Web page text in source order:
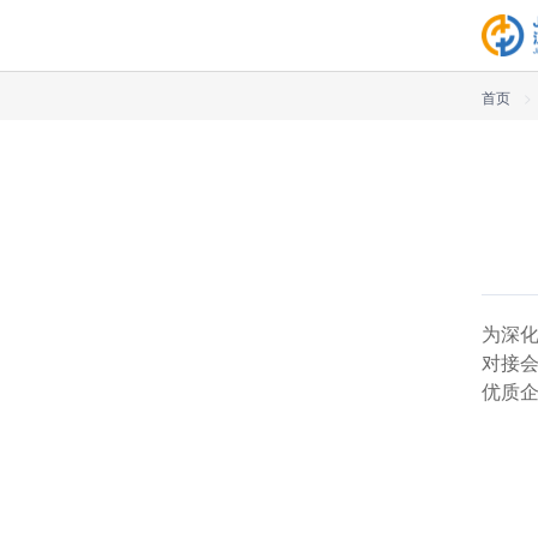
首页
为深
对接
优质